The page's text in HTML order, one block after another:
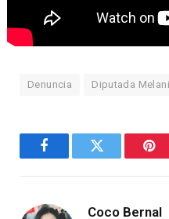
Denuncia Diputada
FacebookTwitter
Coco Bernal